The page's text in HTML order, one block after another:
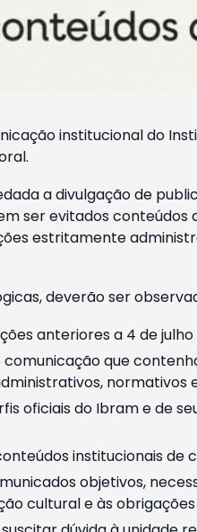
institucional do
a divulgação de
ser evitados
estritamente
deverão ser
anteriores a 4 de
que
normativos
oficiais do Ibram e de
institucionais de
objetivos,
cultural e às